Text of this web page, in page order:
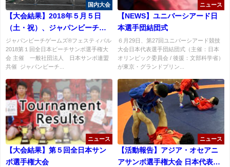
国内大会
【大会結果】2018年５月５日
（土・祝）、ジャパンビーチゲ
ームズ®フェスティバル2018第
１回全日本ビーチサンボ選手権
大会結果
ジャパンビーチゲームズ®フェスティバル
2018第１回全日本ビーチサンボ選手権大
会 主催 一般社団法人 日本サンボ連盟
共催 ジャパンビーチ...
ニュース
【NEWS】ユニバーシアード日
本選手団結団式
６月29日、第27回ユニバーシアード競技
大会日本代表選手団結団式（主催：日本
オリンピック委員会 / 後援：文部科学省）
が東京・グランドプリン...
ニュース
【大会結果】第５回全日本サン
ボ選手権大会
ニュース
【活動報告】アジア・オセアニ
アサンボ選手権大会 日本代表個